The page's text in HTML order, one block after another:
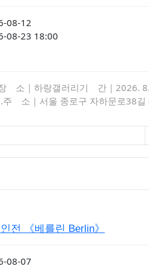
08-12
08-23 18:00
소｜하랑갤러리기 간｜2026.
주 소｜서울 종로구 자하문로38길
전 《베를린 Berlin》
08-07